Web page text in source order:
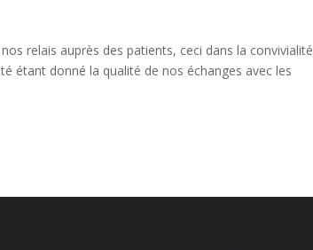
nos relais auprès des patients, ceci dans la
étant donné la qualité de nos échanges avec les